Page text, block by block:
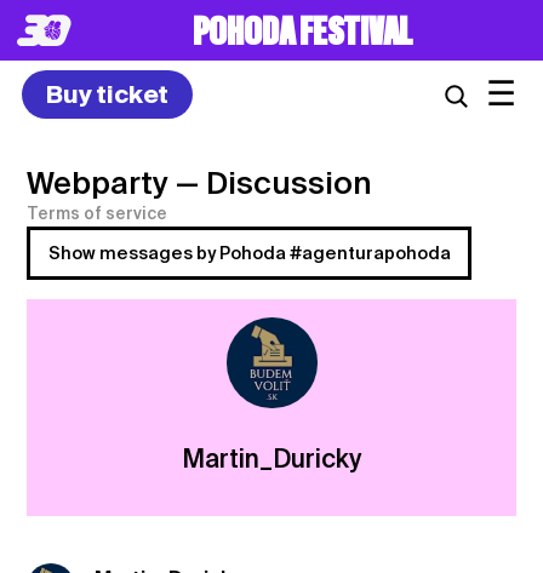
POHODA FESTIVAL
Buy ticket ☰
Webparty — Discussion
Terms of service
Show messages by Pohoda #agenturapohoda
Martin_Duricky